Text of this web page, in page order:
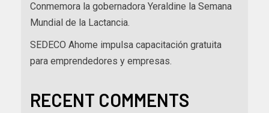
Conmemora la gobernadora Yeraldine la Semana
Mundial de la Lactancia.
SEDECO Ahome impulsa capacitación gratuita
para emprendedores y empresas.
RECENT COMMENTS